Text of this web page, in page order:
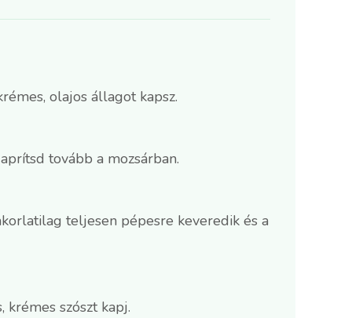
olajos állagot kapsz.
tovább a mozsárban.
teljesen pépesre keveredik és a
krémes szószt kapj.